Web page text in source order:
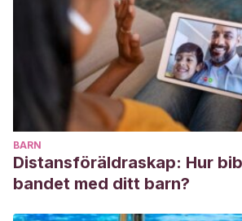
BARN
Distansföräldraskap: Hur
bandet med ditt barn?